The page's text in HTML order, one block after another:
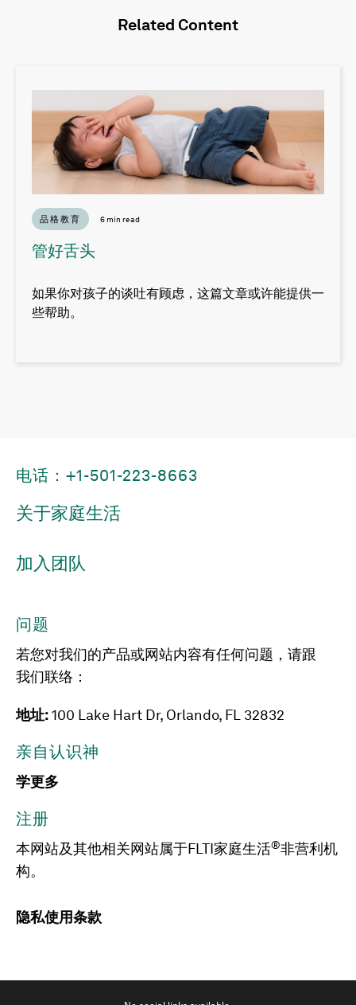
Related Content
品格教育 6 min read
管好舌头
如果你对孩子的谈吐有顾虑，这篇文章或许能提供一
些帮助。
电话：+1-501-223-8663
关于家庭生活
加入团队
问题
若您对我们的产品或网站内容有任何问题，请跟
我们联络：
地址:100 Lake Hart Dr, Orlando, FL 32832
亲自认识神
学更多
注册
本网站及其他相关网站属于FLTI家庭生活®非营利机
构。
隐私使用条款